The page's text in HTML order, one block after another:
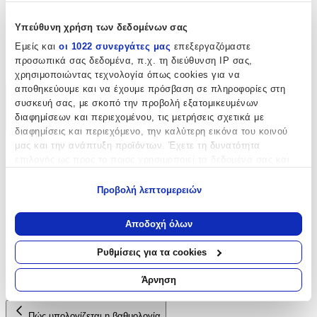
Υπεύθυνη χρήση των δεδομένων σας
Εμείς και οι 1022 συνεργάτες μας επεξεργαζόμαστε
προσωπικά σας δεδομένα, π.χ. τη διεύθυνση IP σας,
χρησιμοποιώντας τεχνολογία όπως cookies για να
αποθηκεύουμε και να έχουμε πρόσβαση σε πληροφορίες στη
συσκευή σας, με σκοπό την προβολή εξατομικευμένων
διαφημίσεων και περιεχομένου, τις μετρήσεις σχετικά με
διαφημίσεις και περιεχόμενο, την καλύτερη εικόνα του κοινού
μας και την ανάπτυξη προϊόντων. Έχετε τη δυνατότητα
Να συλλέξουμε πληροφορίες σχετικά με τη γεωγραφική
σας τοποθεσία, οι οποίες μπορεί να είναι ακριβείς σε
απόσταση μερικών μέτρων
Να αναγνωρίσουμε τη συσκευή σας σαρώνοντας ενεργά
για συγκεκριμένα χαρακτηριστικά (δακτυλικό αποτύπωμα)
Μάθετε περισσότερα σχετικά με τον τρόπο επεξεργασίας των
προσωπικών σας δεδομένων και καθορίστε τις προτιμήσεις σας
Προβολή λεπτομερειών
Αποδοχή όλων
Ρυθμίσεις για τα cookies
Άρνηση
Είδος
:
Φερμουάρ
Χαρακτηριστικά
Χαρακτηριστικά
Φερμουάρ
Αξιολογήσεις
Προς το παρόν δεν υπάρχουν άλλες αξιολογήσεις. Όταν
προστεθούν, θα εμφανιστούν εδώ.